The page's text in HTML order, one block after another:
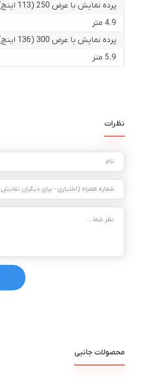
پرده نمایش با عرض 250 (113 اینچ)
4.9 متر
پرده نمایش با عرض 300 (136 اینچ)
5.9 متر
نظرات
محصولات جانبی